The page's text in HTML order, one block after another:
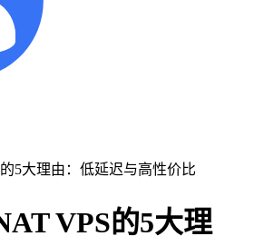
5大理由：低延迟与高性价比
VPS的5大理